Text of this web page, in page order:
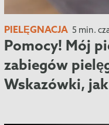
PIELĘGNACJA 5 min.
Pomocy! Mój
zabiegów
Wskazówki,